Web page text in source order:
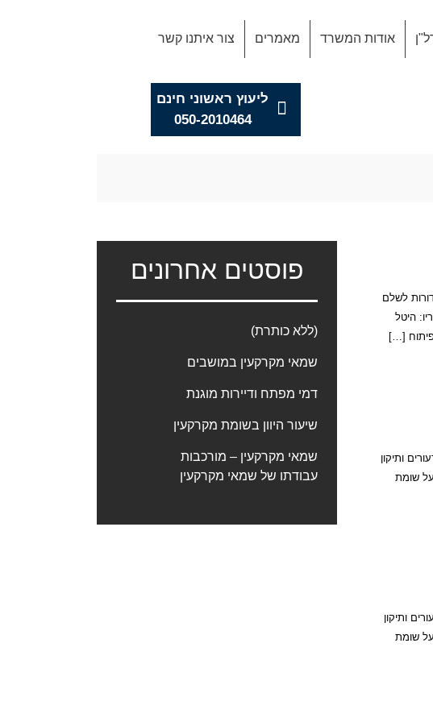
אודות המשרד מאמרים צור איתנו קשר
ליעוץ ראשוני חינם
050-2010464
לשלם
היטל
[…]
בתהליכי הגשת ערעורים ותיקון
שומת
בתהליכי הגשת ערעורים ותיקון
שומת
פוסטים אחרונים
(ללא כותרת)
שמאי מקרקעין במושבים
דמי מפתח ודיירות מוגנת
שיעור היוון בשומת מקרקעין
שמאי מקרקעין – מורכבות
עבודתו של שמאי מקרקעין